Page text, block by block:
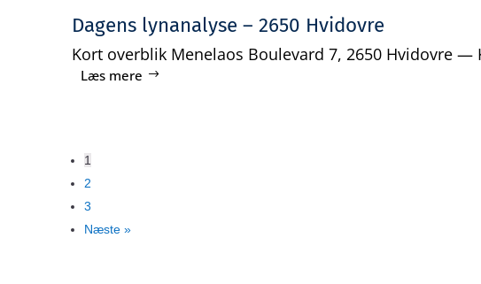
Dagens lynanalyse – 2650 Hvidovre
Kort overblik Menelaos Boulevard 7, 2650 Hvidovre —
Læs mere
1
2
3
Næste »